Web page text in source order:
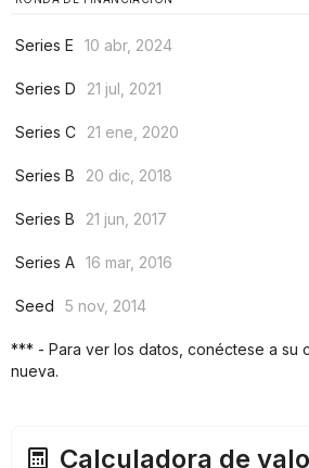
Series E
10 abr, 2024
Series D
21 jul, 2021
Series C
21 ene, 2020
Series B
20 dic, 2018
Series B
21 jun, 2017
Series A 16 mar, 2016
Seed
5 nov, 2014
*** - Para ver los datos, conéctese a su
nueva.
Calculadora de